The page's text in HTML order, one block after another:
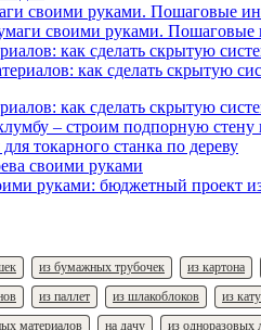
своими руками. Пошаговые
как сделать скрытую
как сделать скрытую
– строим подпорную стену
токарного станка по дереву
своими руками
руками: бюджетный проект
из бумажных трубочек из картона
из паллет из шлакоблоков из
материалов на дачу из одноразовых